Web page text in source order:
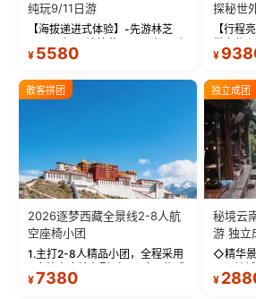
纯玩9/11日游
【海拔递进式体验】-先游林芝
(2900米)再访拉萨(3650米)，亲
测 99%游客零高反 。 【贴心保
反根本不是事儿 ！ 【无人机航
拍】-雪山/圣湖/...
¥ 5580
探秘世
【行程
带上信
萨，感
城堡寺
西藏最
¥
散客拼团
2026逐梦西藏全景线2-8人航
空座椅小团
1.主打2-8人精品小团，全程采用
座舱），提供VIP级别的舒适出行
¥7380
独立成团
秘境云
游 独立
◇精华景
—【大理
¥